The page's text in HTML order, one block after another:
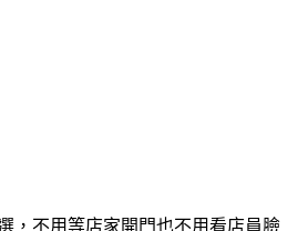
，不用等店家開門也不用看店員臉